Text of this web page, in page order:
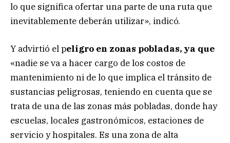
lo que significa ofertar una parte de una ruta que
inevitablemente deberán utilizar», indicó.
Y advirtió el peligro en zonas pobladas, ya que
«nadie se va a hacer cargo de los costos de
mantenimiento ni de lo que implica el tránsito de
sustancias peligrosas, teniendo en cuenta que se
trata de una de las zonas más pobladas, donde hay
escuelas, locales gastronómicos, estaciones de
servicio y hospitales. Es una zona de alta